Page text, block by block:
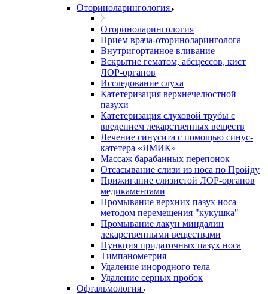
Оториноларингология
Оториноларингология
Прием врача-оториноларинголога
Внутригортанное вливание
Вскрытие гематом, абсцессов, кист
ЛОР-органов
Исследование слуха
Катетеризация верхнечелюстной
пазухи
Катетеризация слуховой трубы с
введением лекарственных веществ
Лечение синусита с помощью синус-
катетера «ЯМИК»
Массаж барабанных перепонок
Отсасывание слизи из носа по Пройду
Прижигание слизистой ЛОР-органов
медикаментами
Промывание верхних пазух носа
методом перемещения "кукушка"
Промывание лакун миндалин
лекарственными веществами
Пункция придаточных пазух носа
Тимпанометрия
Удаление инородного тела
Удаление серных пробок
Офтальмология